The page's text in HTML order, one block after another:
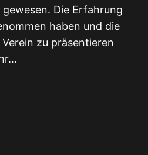
Die Erfahrung
haben und die
zu präsentieren